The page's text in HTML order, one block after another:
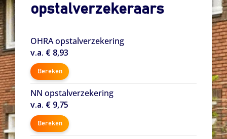
opstalverzekeraars
OHRA opstalverzekering
v.a. € 8,93
Bereken
NN opstalverzekering
v.a. € 9,75
Bereken